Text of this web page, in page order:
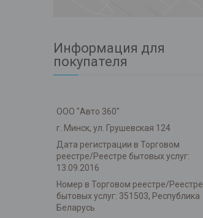
Информация для
покупателя
ООО "Авто 360"
г. Минск, ул. Грушевская 124
Дата регистрации в Торговом
реестре/Реестре бытовых услуг:
13.09.2016
Номер в Торговом реестре/Реестре
бытовых услуг: 351503, Республика
Беларусь